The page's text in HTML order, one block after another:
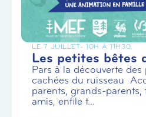
LE 7 JUILLET- 10H À 11H30
Les petites bêtes
Pars à la découverte des
cachées du ruisseau
parents, grands-
amis, enfile t...